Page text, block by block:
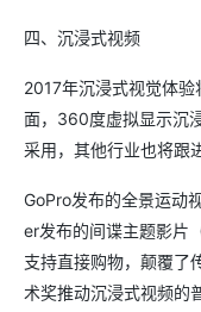
四、沉浸式视频
2017年沉浸式视觉体
面，360度虚拟显示沉
采用，其他行业也将跟进
GoPro发布的全景运动
er发布的间谍主题影片
支持直接购物，颠覆了
术奖推动沉浸式视频的